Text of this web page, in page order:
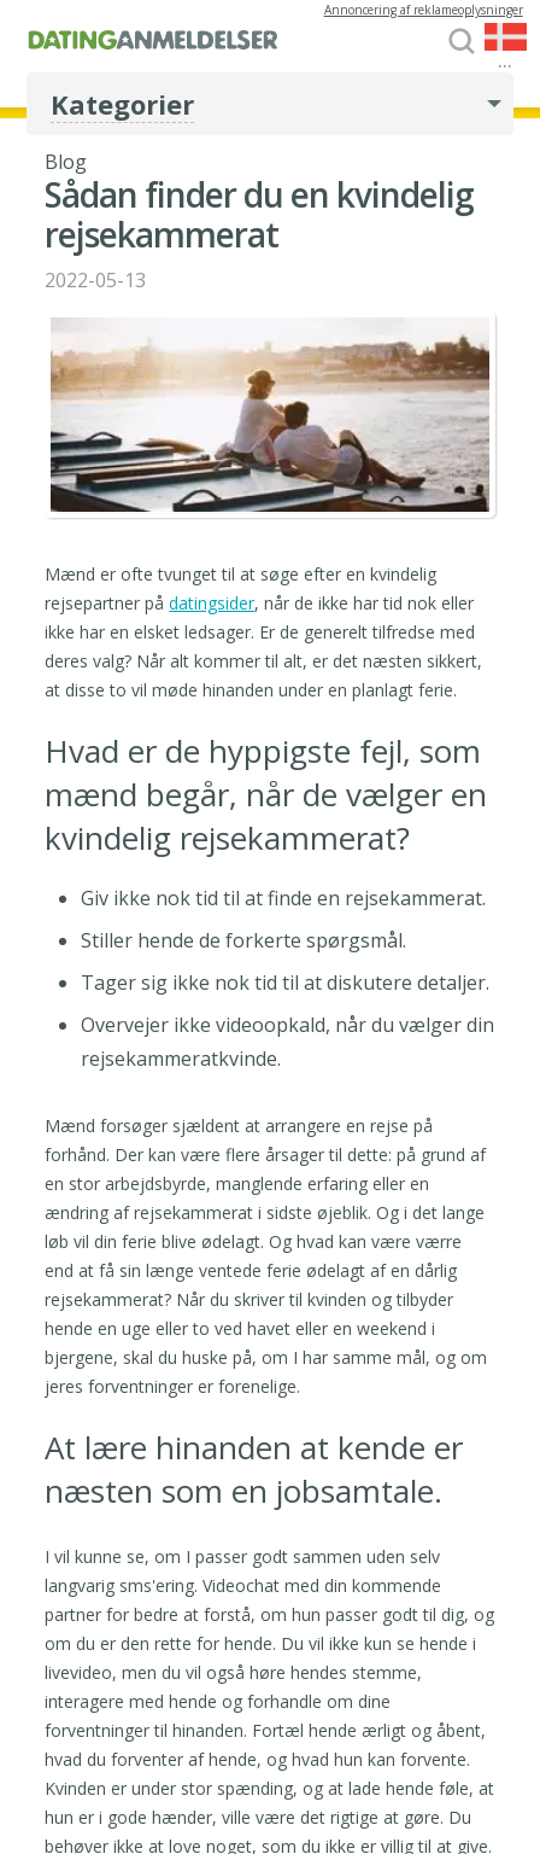
...
Annoncering af reklameoplysninger
Kategorier
Blog
Sådan finder du en kvindelig
rejsekammerat
2022-05-13
Mænd er ofte tvunget til at søge efter en kvindelig
rejsepartner pådatingsider, når de ikke har tid nok eller
ikke har en elsket ledsager. Er de generelt tilfredse med
deres valg? Når alt kommer til alt, er det næsten sikkert,
at disse to vil møde hinanden under en planlagt ferie.
Hvad er de hyppigste fejl, som
mænd begår, når de vælger en
kvindelig rejsekammerat?
Giv ikke nok tid til at finde en rejsekammerat.
Stiller hende de forkerte spørgsmål.
Tager sig ikke nok tid til at diskutere detaljer.
Overvejer ikke videoopkald, når du vælger din
rejsekammeratkvinde.
Mænd forsøger sjældent at arrangere en rejse på
forhånd. Der kan være flere årsager til dette: på grund af
en stor arbejdsbyrde, manglende erfaring eller en
ændring af rejsekammerat i sidste øjeblik. Og i det lange
løb vil din ferie blive ødelagt. Og hvad kan være værre
end at få sin længe ventede ferie ødelagt af en dårlig
rejsekammerat? Når du skriver til kvinden og tilbyder
hende en uge eller to ved havet eller en weekend i
bjergene, skal du huske på, om I har samme mål, og om
jeres forventninger er forenelige.
At lære hinanden at kende er
næsten som en jobsamtale.
I vil kunne se, om I passer godt sammen uden selv
langvarig sms'ering. Videochat med din kommende
partner for bedre at forstå, om hun passer godt til dig, og
om du er den rette for hende. Du vil ikke kun se hende i
livevideo, men du vil også høre hendes stemme,
interagere med hende og forhandle om dine
forventninger til hinanden. Fortæl hende ærligt og åbent,
hvad du forventer af hende, og hvad hun kan forvente.
Kvinden er under stor spænding, og at lade hende føle, at
hun er i gode hænder, ville være det rigtige at gøre. Du
behøver ikke at love noget, som du ikke er villig til at give.